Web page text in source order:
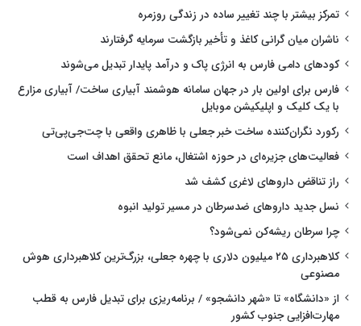
تمرکز بیشتر با چند تغییر ساده در زندگی روزمره
ناشران میان گرانی کاغذ و تأخیر بازگشت سرمایه گرفتارند
کودهای دامی فارس به انرژی پاک و درآمد پایدار تبدیل می‌شوند
فارس برای اولین بار در جهان سامانه هوشمند آبیاری ساخت/ آبیاری مزارع
با یک کلیک و اپلیکیشن موبایل
رکورد نگران‌کننده ساخت خبر جعلی با ظاهری واقعی با چت‌جی‌پی‌تی
فعالیت‌های جزیره‌ای در حوزه اشتغال، مانع تحقق اهداف است
راز تناقض داروهای لاغری کشف شد
نسل جدید داروهای ضدسرطان در مسیر تولید انبوه
چرا سرطان ریشه‌کن نمی‌شود؟
کلاهبرداری ۲۵ میلیون دلاری با چهره جعلی، بزرگ‌ترین کلاهبرداری هوش
مصنوعی
از «دانشگاه» تا «شهر دانشجو» / برنامه‌ریزی برای تبدیل فارس به قطب
مهارت‌افزایی جنوب کشور